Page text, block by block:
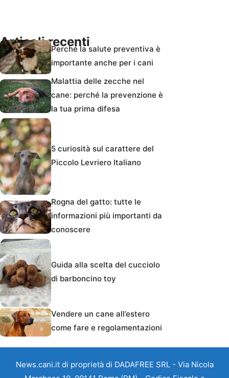
Articoli recentiPerché la salute preventiva è
importante anche per i cani
Malattia delle zecche nel
cane: perché la prevenzione è
la tua prima difesa
5 curiosità sul carattere del
Piccolo Levriero Italiano
Rogna del gatto: tutte le
informazioni più importanti da
conoscere
Guida alla scelta del cucciolo
di barboncino toy
Vendere un cane all’estero
come fare e regolamentazioni
News.cani.it di proprietà di DADAFREE SRL - Via Nicola